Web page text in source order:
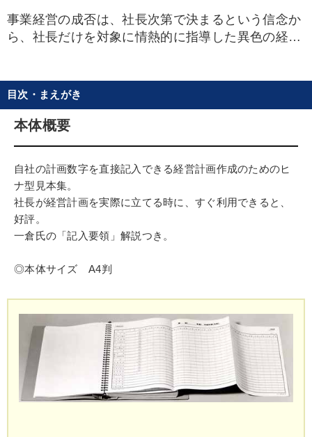
事業経営の成否は、社長次第で決まるという信念か
ら、社長だけを対象に情熱的に指導した異色の経営
空理空論を嫌い、徹底して現場実践主義とお客様第
一主義を標榜。社長を小学生のように叱りつけ、時
には、手にしたチョークを投げつける反面、社長と
あらゆる業種・業態に精通、文字通りわが国におけ
る経営コンサルタントの第一人者として、大中小
5000余社を指導。
目次・まえがき
本体概要
自社の計画数字を直接記入できる経営計画作成のためのヒ
ナ型見本集。
社長が経営計画を実際に立てる時に、すぐ利用できると、
好評。
一倉氏の「記入要領」解説つき。
◎本体サイズ A4判